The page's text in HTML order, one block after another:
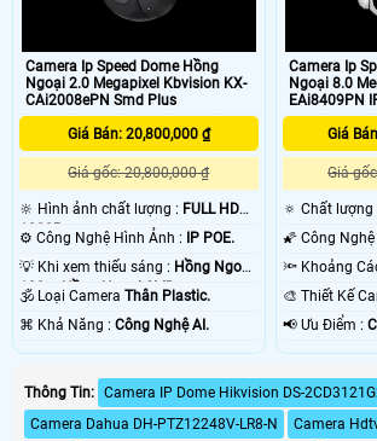
Camera Ip Speed Dome Hồng
Ngoại 2.0 Megapixel Kbvision KX-
CAi2008ePN Smd Plus
Giá Bán: 20,800,000 ₫
Giá gốc: 20,800,000 ₫
🔆 Hình ảnh chất lượng : FULL HD
1080P .
⚙ Công Nghệ Hình Ảnh :
IP POE.
💡 Khi xem thiếu sáng : Hồng Ngoại
100m Hồng Ngoại SMD.
🕉️ Loại Camera Thân Plastic.
️⌘ Khả Năng : Công Nghệ AI.
Camera Ip
Ngoại 8.0
Giá
Giá
🔅 Chất
🎨 Thiết Kế
️📢 Ưu Điểm :
Thông Tin: Camera IP Dome Hikvision DS-
Camera Dahua DH-PTZ12248V-LR8-N
Camera